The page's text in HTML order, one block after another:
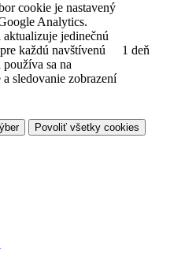
cookie je nastavený
Analytics.
aktualizuje jedinečnú
každú navštívenú
používa sa na
a sledovanie zobrazení
1 deň
Povoliť všetky cookies